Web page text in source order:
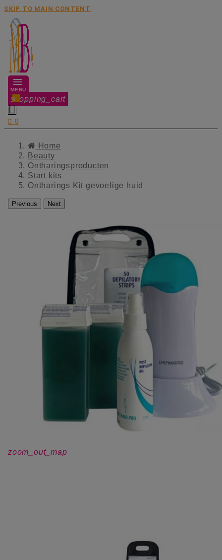
SKIP TO MAIN CONTENT
MENU
shopping_cart
0

 0
Home
Beauty
Ontharingsproducten
Start kits
Ontharings Kit gevoelige huid
Previous Next
zoom_out_map